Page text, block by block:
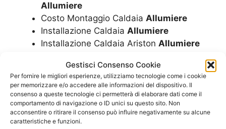
Gestisci Consenso Cookie
Per fornire le migliori esperienze, utilizziamo tecnologie come i cookie
per memorizzare e/o accedere alle informazioni del dispositivo. Il
consenso a queste tecnologie ci permetterà di elaborare dati come il
comportamento di navigazione o ID unici su questo sito. Non
acconsentire o ritirare il consenso può influire negativamente su alcune
caratteristiche e funzioni.
Allumiere
Costo Montaggio Caldaia Allumiere
Installazione Caldaia Allumiere
Installazione Caldaia Ariston Allumiere
Installazione Caldaia BiasiAllumiere
Installazione Caldaia FerroliAllumiere
Installazione Caldaia ImmergasAllumiere
Installazione Caldaia JunkersAllumiere
Installazione Caldaia Riello